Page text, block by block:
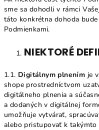
sme sa dohodli v rámci
táto konkrétna dohoda
Podmienkami.
NIEKTORÉ
1.1. Digitálnym plnením je
shope prostredníctvom
digitálneho plnenia a
a dodaných v digitálnej
umožňuje vytvárať,
alebo pristupovať k takýmto